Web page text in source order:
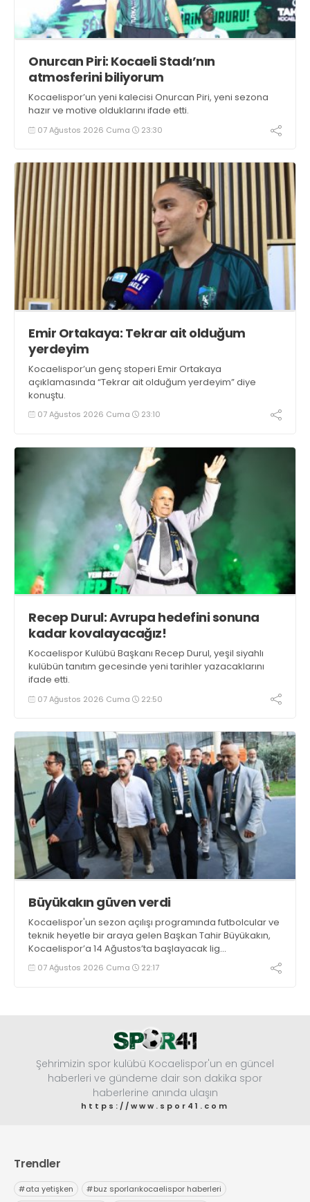
Onurcan Piri: Kocaeli Stadı’nın
atmosferini biliyorum
Kocaelispor’un yeni kalecisi Onurcan Piri, yeni sezona
hazır ve motive olduklarını ifade etti.
07 Ağustos 2026 Cuma 23:30
Emir Ortakaya: Tekrar ait olduğum
yerdeyim
Kocaelispor’un genç stoperi Emir Ortakaya
açıklamasında “Tekrar ait olduğum yerdeyim” diye
konuştu.
07 Ağustos 2026 Cuma 23:10
Recep Durul: Avrupa hedefini sonuna
kadar kovalayacağız!
Kocaelispor Kulübü Başkanı Recep Durul, yeşil siyahlı
kulübün tanıtım gecesinde yeni tarihler yazacaklarını
ifade etti.
07 Ağustos 2026 Cuma 22:50
Büyükakın güven verdi
Kocaelispor'un sezon açılışı programında futbolcular ve
teknik heyetle bir araya gelen Başkan Tahir Büyükakın,
Kocaelispor’a 14 Ağustos’ta başlayacak lig
maratonunda başarılar diledi ve “Yanınızdayım” dedi.
07 Ağustos 2026 Cuma 22:17
Şehrimizin spor kulübü Kocaelispor'un en güncel
haberleri ve gündeme dair son dakika spor
haberlerine anında ulaşın
https://www.spor41.com
Trendler
#ata yetişken #buz sporlarıkocaelispor haberleri